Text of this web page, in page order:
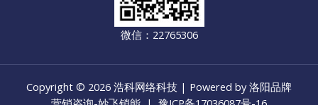
微信：22765306
Copyright © 2026 浩科网络科技 | Powered by 洛阳品牌